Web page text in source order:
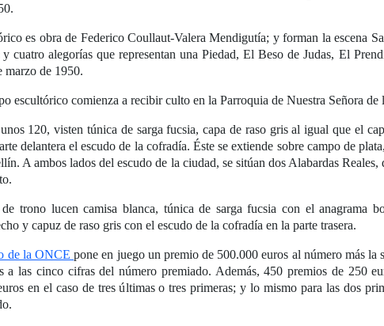
es obra de Federico Coullaut-Valera Mendigutía; y forman la escena
y cuatro alegorías que representan una Piedad, El Beso de Judas, El
marzo de 1950.
escultórico comienza a recibir culto en la Parroquia de Nuestra Señora
120, visten túnica de sarga fucsia, capa de raso gris al igual que el
delantera el escudo de la cofradía. Éste se extiende sobre campo de
A ambos lados del escudo de la ciudad, se sitúan dos Alabardas Reales,
trono lucen camisa blanca, túnica de sarga fucsia con el anagrama
y capuz de raso gris con el escudo de la cofradía en la parte trasera.
de la ONCEpone en juego un premio de 500.000 euros al número más la
a las cinco cifras del número premiado. Además, 450 premios de 250
en el caso de tres últimas o tres primeras; y lo mismo para las dos